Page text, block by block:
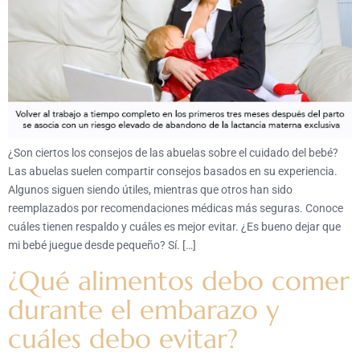
¿Son ciertos los consejos de las abuelas sobre el cuidado del bebé?
Las abuelas suelen compartir consejos basados en su experiencia.
Algunos siguen siendo útiles, mientras que otros han sido
reemplazados por recomendaciones médicas más seguras. Conoce
cuáles tienen respaldo y cuáles es mejor evitar. ¿Es bueno dejar que
mi bebé juegue desde pequeño? Sí. […]
¿Qué alimentos debo comer
durante el embarazo y
cuáles debo evitar?